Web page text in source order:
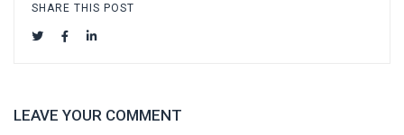
SHARE THIS POST
LEAVE YOUR COMMENT